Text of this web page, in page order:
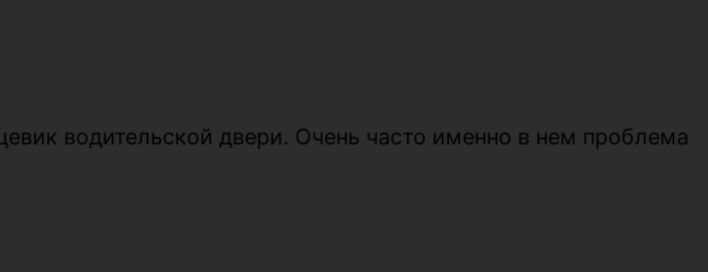
водительской двери. Очень часто именно в нем проблема